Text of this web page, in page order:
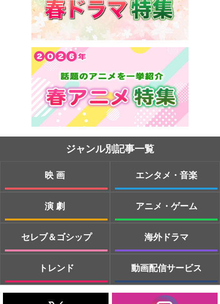
ジャンル別記事一覧
映画
演劇
セレブ＆ゴシップ
トレンド
エンタメ・音楽
アニメ・ゲーム
海外ドラマ
動画配信サービス